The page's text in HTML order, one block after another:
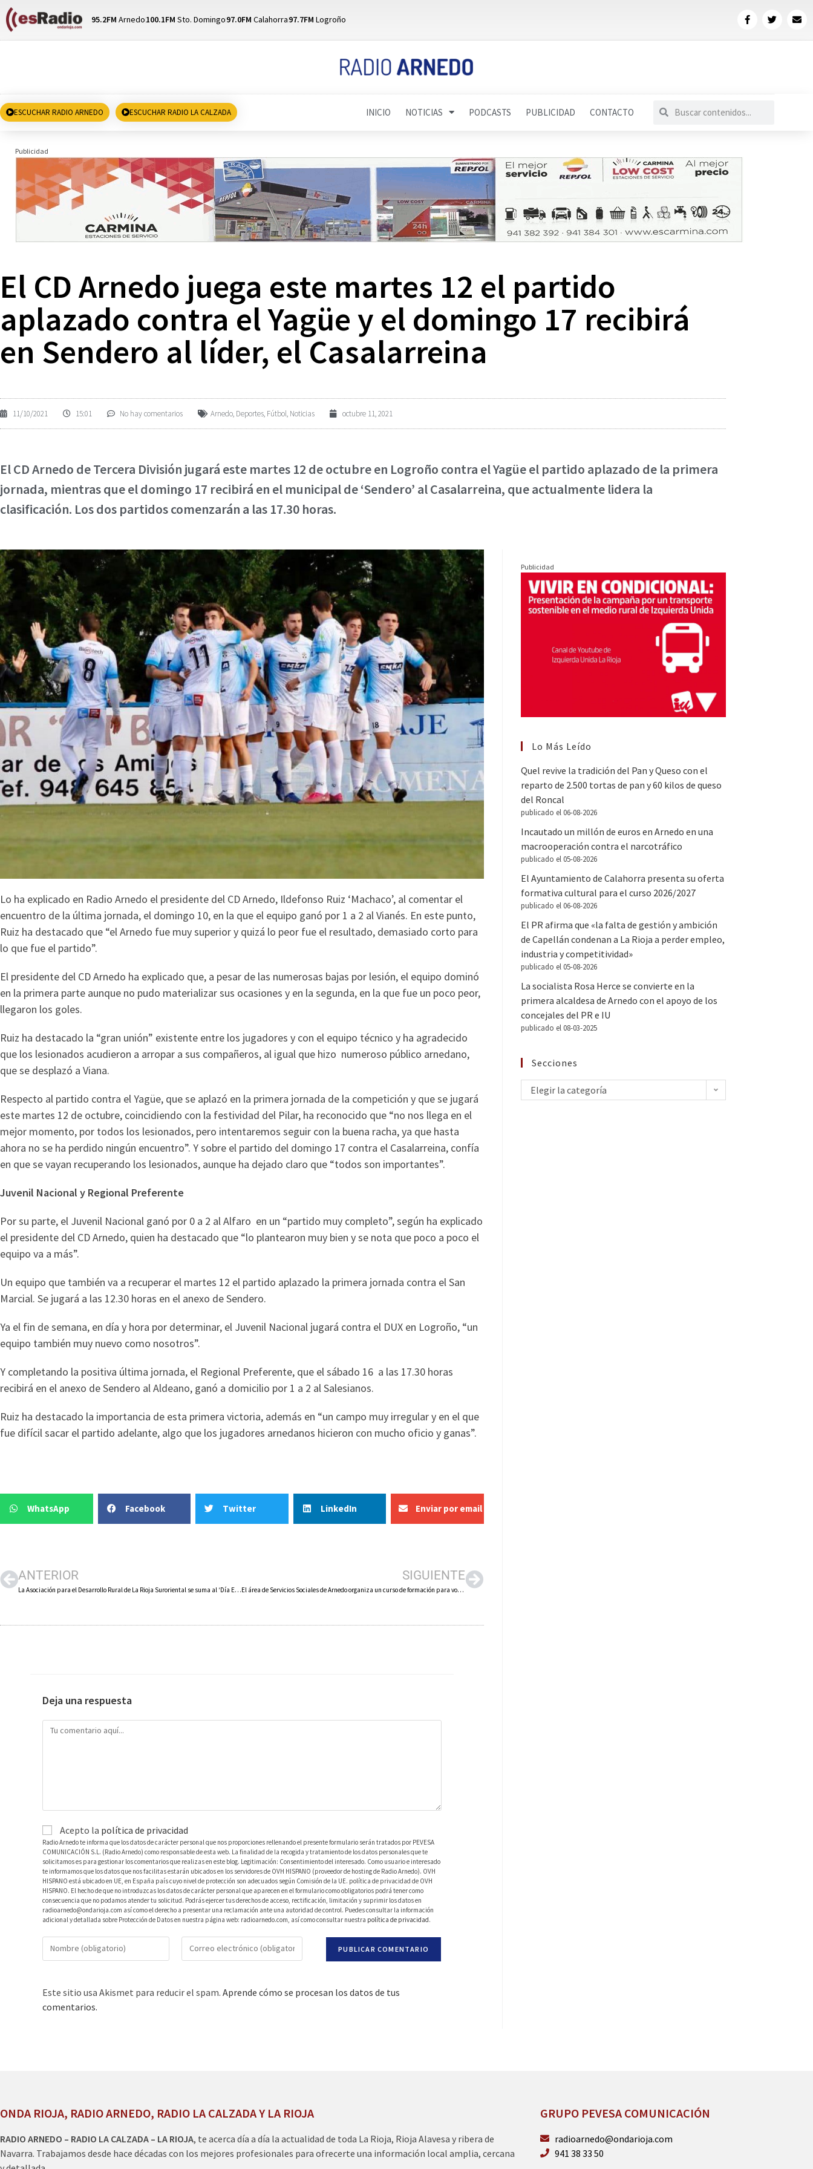
95.2FM Arnedo100.1FM Sto. Domingo97.0FM Calahorra97.7FM Logroño
ESCUCHAR RADIO ARNEDO ESCUCHAR RADIO LA CALZADA INICIO NOTICIAS PODCASTS PUBLICIDAD CONTACTO
Publicidad
El CD Arnedo juega este martes 12 el partido
aplazado contra el Yagüe y el domingo 17 recibirá
en Sendero al líder, el Casalarreina
11/10/2021 15:01 No hay comentarios Arnedo, Deportes, Fútbol, Noticias octubre 11, 2021
El CD Arnedo de Tercera División jugará este martes 12 de octubre en Logroño contra el Yagüe el partido aplazado de la primera
jornada, mientras que el domingo 17 recibirá en el municipal de ‘Sendero’ al Casalarreina, que actualmente lidera la
clasificación. Los dos partidos comenzarán a las 17.30 horas.
Lo ha explicado en Radio Arnedo el presidente del CD Arnedo, Ildefonso Ruiz ‘Machaco’, al comentar el
encuentro de la última jornada, el domingo 10, en la que el equipo ganó por 1 a 2 al Vianés. En este punto,
Ruiz ha destacado que “el Arnedo fue muy superior y quizá lo peor fue el resultado, demasiado corto para
lo que fue el partido”.
El presidente del CD Arnedo ha explicado que, a pesar de las numerosas bajas por lesión, el equipo dominó
en la primera parte aunque no pudo materializar sus ocasiones y en la segunda, en la que fue un poco peor,
llegaron los goles.
Ruiz ha destacado la “gran unión” existente entre los jugadores y con el equipo técnico y ha agradecido
que los lesionados acudieron a arropar a sus compañeros, al igual que hizo numeroso público arnedano,
que se desplazó a Viana.
Respecto al partido contra el Yagüe, que se aplazó en la primera jornada de la competición y que se jugará
este martes 12 de octubre, coincidiendo con la festividad del Pilar, ha reconocido que “no nos llega en el
mejor momento, por todos los lesionados, pero intentaremos seguir con la buena racha, ya que hasta
ahora no se ha perdido ningún encuentro”. Y sobre el partido del domingo 17 contra el Casalarreina, confía
en que se vayan recuperando los lesionados, aunque ha dejado claro que “todos son importantes”.
Juvenil Nacional y Regional Preferente
Por su parte, el Juvenil Nacional ganó por 0 a 2 al Alfaro en un “partido muy completo”, según ha explicado
el presidente del CD Arnedo, quien ha destacado que “lo plantearon muy bien y se nota que poco a poco el
equipo va a más”.
Un equipo que también va a recuperar el martes 12 el partido aplazado la primera jornada contra el San
Marcial. Se jugará a las 12.30 horas en el anexo de Sendero.
Ya el fin de semana, en día y hora por determinar, el Juvenil Nacional jugará contra el DUX en Logroño, “un
equipo también muy nuevo como nosotros”.
Y completando la positiva última jornada, el Regional Preferente, que el sábado 16 a las 17.30 horas
recibirá en el anexo de Sendero al Aldeano, ganó a domicilio por 1 a 2 al Salesianos.
Ruiz ha destacado la importancia de esta primera victoria, además en “un campo muy irregular y en el que
fue difícil sacar el partido adelante, algo que los jugadores arnedanos hicieron con mucho oficio y ganas”.
WhatsApp Facebook Twitter LinkedIn Enviar por email
ANTERIOR
La Asociación para el Desarrollo Rural de La Rioja Suroriental se suma al ‘Día Europeo del Arte Rupestre’
SIGUIENTE
El área de Servicios Sociales de Arnedo organiza un curso de formación para voluntarios que trabajan con personas mayores
Deja una respuesta
Acepto la política de privacidad
Radio Arnedo te informa que los datos de carácter personal que nos proporciones rellenando el presente formulario serán tratados por PEVESA
COMUNICACIÓN S.L. (Radio Arnedo) como responsable de esta web. La finalidad de la recogida y tratamiento de los datos personales que te
solicitamos es para gestionar los comentarios que realizas en este blog. Legitimación: Consentimiento del interesado. Como usuario e interesado
te informamos que los datos que nos facilitas estarán ubicados en los servidores de OVH HISPANO (proveedor de hosting de Radio Arnedo). OVH
HISPANO está ubicado en UE, en España país cuyo nivel de protección son adecuados según Comisión de la UE. política de privacidad de OVH
HISPANO. El hecho de que no introduzcas los datos de carácter personal que aparecen en el formulario como obligatorios podrá tener como
consecuencia que no podamos atender tu solicitud. Podrás ejercer tus derechos de acceso, rectificación, limitación y suprimir los datos en
radioarnedo@ondarioja.com así como el derecho a presentar una reclamación ante una autoridad de control. Puedes consultar la información
adicional y detallada sobre Protección de Datos en nuestra página web: radioarnedo.com, así como consultar nuestra política de privacidad.
Este sitio usa Akismet para reducir el spam. Aprende cómo se procesan los datos de tus
comentarios.
Publicidad
Lo Más Leído
Quel revive la tradición del Pan y Queso con el
reparto de 2.500 tortas de pan y 60 kilos de queso
del Roncal
publicado el 06-08-2026
Incautado un millón de euros en Arnedo en una
macrooperación contra el narcotráfico
publicado el 05-08-2026
El Ayuntamiento de Calahorra presenta su oferta
formativa cultural para el curso 2026/2027
publicado el 06-08-2026
El PR afirma que «la falta de gestión y ambición
de Capellán condenan a La Rioja a perder empleo,
industria y competitividad»
publicado el 05-08-2026
La socialista Rosa Herce se convierte en la
primera alcaldesa de Arnedo con el apoyo de los
concejales del PR e IU
publicado el 08-03-2025
Secciones
Elegir la categoría
ONDA RIOJA, RADIO ARNEDO, RADIO LA CALZADA Y LA RIOJA
RADIO ARNEDO – RADIO LA CALZADA – LA RIOJA, te acerca día a día la actualidad de toda La Rioja, Rioja Alavesa y ribera de
Navarra. Trabajamos desde hace décadas con los mejores profesionales para ofrecerte una información local amplia, cercana
GRUPO PEVESA COMUNICACIÓN
radioarnedo@ondarioja.com
941 38 33 50